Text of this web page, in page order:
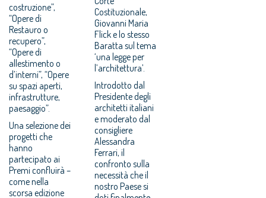
costruzione”,
“Opere di
Restauro o
recupero”,
“Opere di
allestimento o
d’interni”, “Opere
su spazi aperti,
infrastrutture,
paesaggio”.
Una selezione dei
progetti che
hanno
partecipato ai
Premi confluirà –
come nella
scorsa edizione
Costituzionale,
Giovanni Maria
Flick e lo stesso
Baratta sul tema
‘una legge per
l’architettura’.
Introdotto dal
Presidente degli
architetti italiani
e moderato dal
consigliere
Alessandra
Ferrari, il
confronto sulla
necessità che il
nostro Paese si